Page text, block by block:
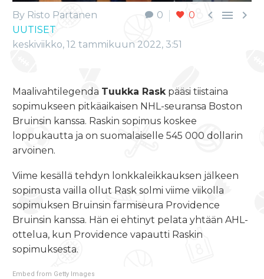
0 0   
By Risto Partanen
UUTISET
keskiviikko, 12 tammikuun 2022, 3:51
Maalivahtilegenda Tuukka Raskpääsi tiistaina
sopimukseen pitkäaikaisen NHL-seuransa Boston
Bruinsin kanssa. Raskin sopimus koskee
loppukautta ja on suomalaiselle 545 000 dollarin
arvoinen.
Viime kesällä tehdyn lonkkaleikkauksen jälkeen
sopimusta vailla ollut Rask solmi viime viikolla
sopimuksen Bruinsin farmiseura Providence
Bruinsin kanssa. Hän ei ehtinyt pelata yhtään AHL-
ottelua, kun Providence vapautti Raskin
sopimuksesta.
Embed from Getty Images